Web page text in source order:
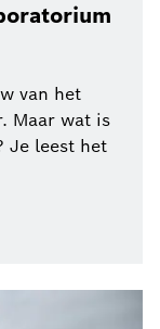
van het
Maar wat is
Je leest het